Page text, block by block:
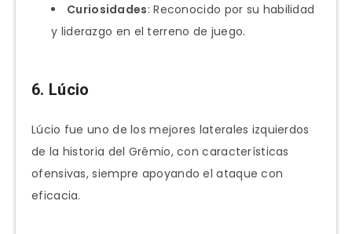
Curiosidades: Reconocido por su habilidad
y liderazgo en el terreno de juego.
6. Lúcio
Lúcio fue uno de los mejores laterales izquierdos
de la historia del Grêmio, con características
ofensivas, siempre apoyando el ataque con
eficacia.